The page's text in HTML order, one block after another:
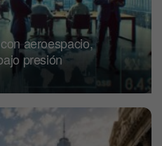
aeroespacio,
presión